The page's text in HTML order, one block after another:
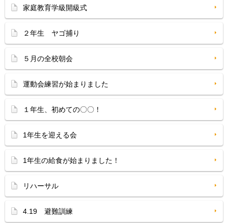
家庭教育学級開級式
２年生 ヤゴ捕り
５月の全校朝会
運動会練習が始まりました
１年生、初めての〇〇！
1年生を迎える会
1年生の給食が始まりました！
リハーサル
4.19 避難訓練